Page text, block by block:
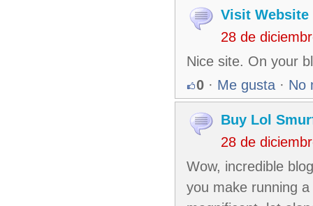
Visit Website
28 de
Nice site. On your
0 · Me gusta · No
Buy Lol
28 de
Wow, incredible
you make running